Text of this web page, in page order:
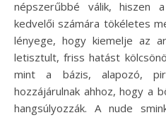
népszerűbbé válik, hiszen
kedvelői számára tökéletes
lényege, hogy kiemelje az
letisztult, friss hatást
mint a bázis, alapozó,
hozzájárulnak ahhoz, hogy a
hangsúlyozzák. A nude